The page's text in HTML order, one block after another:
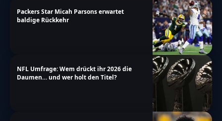
Packers Star Micah Parsons erwartet
baldige Rückkehr
NFL Umfrage: Wem drückt ihr 2026 die
Daumen… und wer holt den Titel?